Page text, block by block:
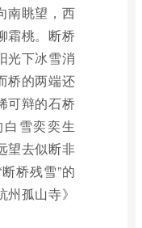
南眺望，西
霜桃。断桥
光下冰雪消
桥的两端还
可辩的石桥
雪奕奕生
望去似断非
桥残雪”的
孤山寺》